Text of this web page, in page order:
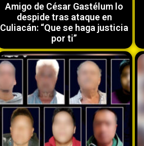
Amigo de César Gastélum lo
despide tras ataque en
Culiacán: “Que se haga justicia
por ti”